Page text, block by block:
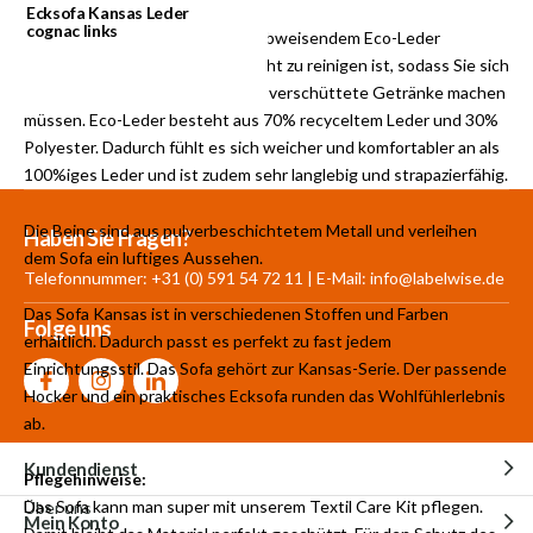
Material
Das Sofa Kansas ist aus wasserabweisendem Eco-Leder
gefertigt. Es ist ein Stoff, der leicht zu reinigen ist, sodass Sie sich
keine Sorgen über versehenltich verschüttete Getränke machen
müssen. Eco-Leder besteht aus 70% recyceltem Leder und 30%
Polyester. Dadurch fühlt es sich weicher und komfortabler an als
100%iges Leder und ist zudem sehr langlebig und strapazierfähig.
Die Beine sind aus pulverbeschichtetem Metall und verleihen
dem Sofa ein luftiges Aussehen.
Das Sofa Kansas ist in verschiedenen Stoffen und Farben
erhältlich. Dadurch passt es perfekt zu fast jedem
Einrichtungsstil. Das Sofa gehört zur Kansas-Serie. Der passende
Hocker und ein praktisches Ecksofa runden das Wohlfühlerlebnis
ab.
Pflegehinweise:
Das Sofa kann man super mit unserem Textil Care Kit pflegen.
Ecksofa Kansas Leder
cognac links
Mehr als 30.000
Produkte auf Lager
700 m²
Showroom
Produkte aus
Haben Sie Fragen?
Telefonnummer: +31 (0) 591 54 72 11 | E-Mail: info@labelwise.de
Folge uns
Kundendienst
Über uns
Mein Konto